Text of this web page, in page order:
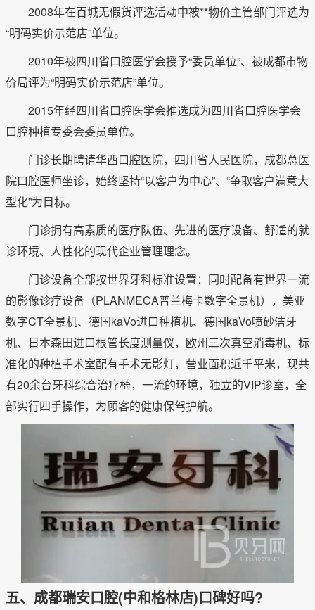
2008年在百城无假货评选活动中被**物价主管部门评选为
“明码实价示范店”单位。
2010年被四川省口腔医学会授予“委员单位”、被成都市物
价局评为“明码实价示范店”单位。
2015年经四川省口腔医学会推选成为四川省口腔医学会
口腔种植专委会委员单位。
门诊长期聘请华西口腔医院，四川省人民医院，成都总医
院口腔医师坐诊，始终坚持“以客户为中心”、“争取客户满意大
型化”为目标。
门诊拥有高素质的医疗队伍、先进的医疗设备、舒适的就
诊环境、人性化的现代企业管理理念。
门诊设备全部按世界牙科标准设置：同时配备有世界一流
的影像诊疗设备（PLANMECA普兰梅卡数字全景机），美亚
数字CT全景机、德国kaVo进口种植机、德国kaVo喷砂洁牙
机、日本森田进口根管长度测量仪，欧州三次真空消毒机、标
准化的种植手术室配有手术无影灯，营业面积近千平米，现共
有20余台牙科综合治疗椅，一流的环境，独立的VIP诊室，全
部实行四手操作，为顾客的健康保驾护航。
五、成都瑞安口腔(中和格林店)口碑好吗?